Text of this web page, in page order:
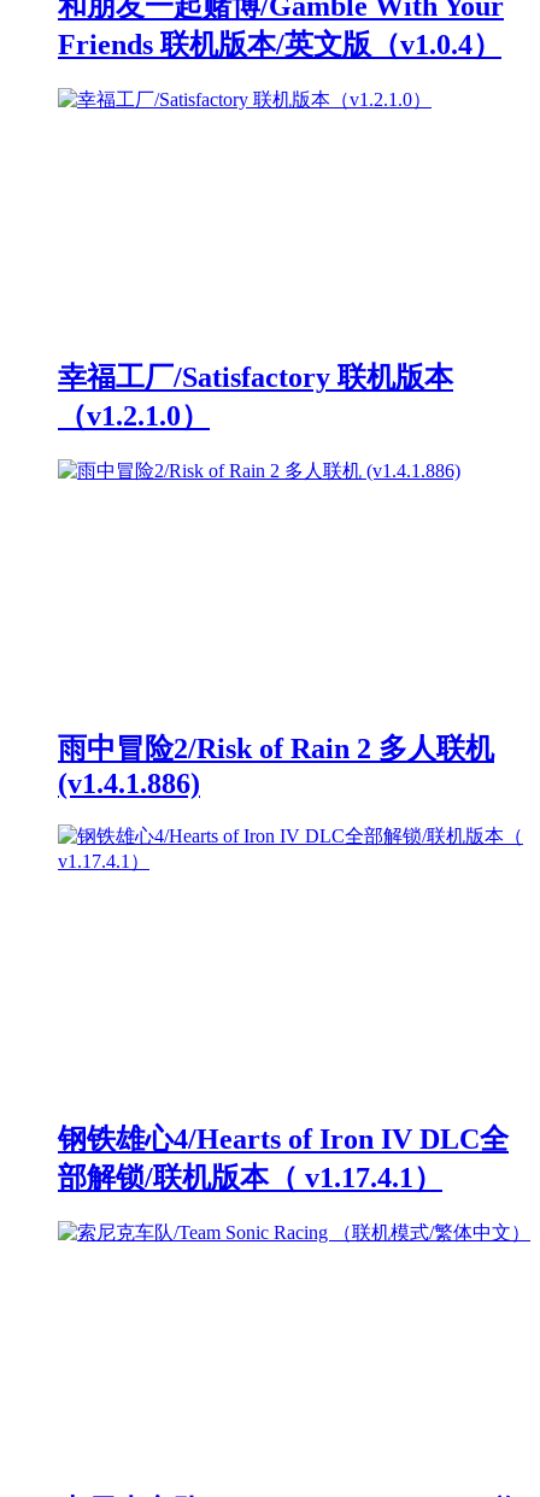
Friends 联机版本/英文版（v1.0.4）
幸福工厂/Satisfactory 联机版本
（v1.2.1.0）
雨中冒险2/Risk of Rain 2 多人联机
(v1.4.1.886)
钢铁雄心4/Hearts of Iron IV DLC全
部解锁/联机版本（ v1.17.4.1）